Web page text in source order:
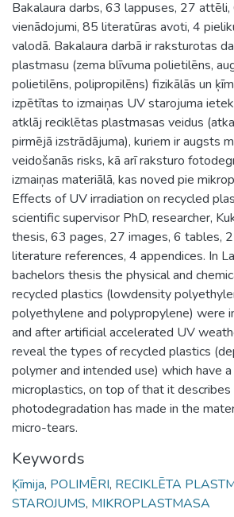
Bakalaura darbs, 63 lappuses, 27
vienādojumi, 85 literatūras avoti, 4
valodā. Bakalaura darbā ir raksturotas
plastmasu (zema blīvuma polietilēns,
polietilēns, polipropilēns) fizikālās un
izpētītas to izmaiņas UV starojuma
atklāj reciklētas plastmasas veidus
pirmējā izstrādājuma), kuriem ir augsts
veidošanās risks, kā arī raksturo
izmaiņas materiālā, kas noved pie
Effects of UV irradiation on recycled
scientific supervisor PhD, researcher,
thesis, 63 pages, 27 images, 6 tables,
literature references, 4 appendices. In
bachelors thesis the physical and
recycled plastics (lowdensity
polyethylene and polypropylene) were
and after artificial accelerated UV
reveal the types of recycled plastics
polymer and intended use) which have
microplastics, on top of that it
photodegradation has made in the
micro-tears.
Keywords
Ķīmija, POLIMĒRI, RECIKLĒTA
STAROJUMS, MIKROPLASTMASA